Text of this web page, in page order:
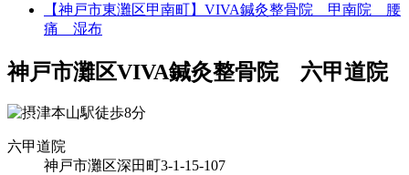
【神戸市東灘区甲南町】VIVA鍼灸整骨院 甲南院 腰
痛 湿布
神戸市灘区VIVA鍼灸整骨院 六甲道院
六甲道院
神戸市灘区深田町3-1-15-107